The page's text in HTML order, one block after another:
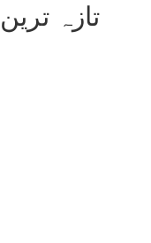
تازہ ترین